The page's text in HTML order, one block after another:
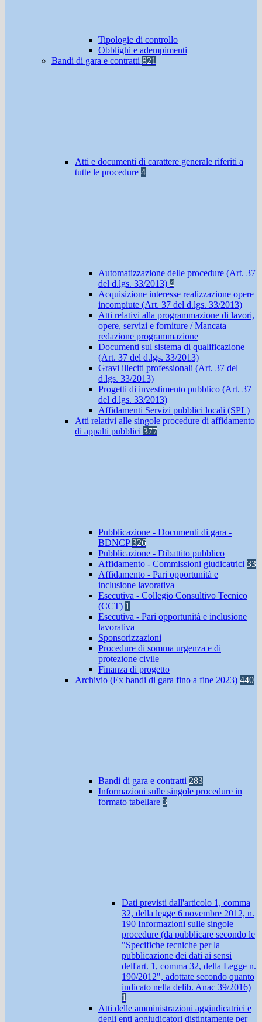
Tipologie di controllo
Obblighi e adempimenti
Bandi di gara e contratti 821
Atti e documenti di carattere generale riferiti a
tutte le procedure 4
Automatizzazione delle procedure (Art. 37
del d.lgs. 33/2013) 4
Acquisizione interesse realizzazione opere
incompiute (Art. 37 del d.lgs. 33/2013)
Atti relativi alla programmazione di lavori,
opere, servizi e forniture / Mancata
redazione programmazione
Documenti sul sistema di qualificazione
(Art. 37 del d.lgs. 33/2013)
Gravi illeciti professionali (Art. 37 del
d.lgs. 33/2013)
Progetti di investimento pubblico (Art. 37
del d.lgs. 33/2013)
Affidamenti Servizi pubblici locali (SPL)
Atti relativi alle singole procedure di affidamento
di appalti pubblici 377
Pubblicazione - Documenti di gara -
BDNCP326
Pubblicazione - Dibattito pubblico
Affidamento - Commissioni giudicatrici 33
Affidamento - Pari opportunità e
inclusione lavorativa
Esecutiva - Collegio Consultivo Tecnico
(CCT) 1
Esecutiva - Pari opportunità e inclusione
lavorativa
Sponsorizzazioni
Procedure di somma urgenza e di
protezione civile
Finanza di progetto
Archivio (Ex bandi di gara fino a fine 2023) 440
Bandi di gara e contratti 283
Informazioni sulle singole procedure in
formato tabellare 3
Dati previsti dall'articolo 1, comma
32, della legge 6 novembre 2012, n.
190 Informazioni sulle singole
procedure (da pubblicare secondo le
"Specifiche tecniche per la
pubblicazione dei dati ai sensi
dell'art. 1, comma 32, della Legge n.
190/2012", adottate secondo quanto
indicato nella delib. Anac 39/2016)
1
Atti delle amministrazioni aggiudicatrici e
degli enti aggiudicatori distintamente per